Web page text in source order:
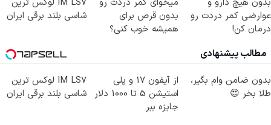
بدون هیچ دارو و
عوارضی کمر دردت رو
درمان کن!
میخوای کمر دردت رو
بدون قرص برای
همیشه خوب کنی؟
IM LS7 لوکس ترین
شاسی بلند برقی ایران
مطالب پیشنهادی
بدون ضامن وام بگیر،
طلا بخر 😍
از آیفون 17 و پلی
استیشن 5 تا 1000 دلار
جایزه ببر
IM LS7 لوکس ترین
شاسی بلند برقی ایران